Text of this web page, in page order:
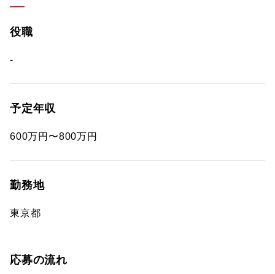
役職
-
予定年収
600万円〜800万円
勤務地
東京都
応募の流れ